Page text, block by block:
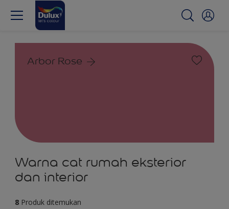
Arbor Rose
Warna cat rumah eksterior
dan interior
8 Produk ditemukan